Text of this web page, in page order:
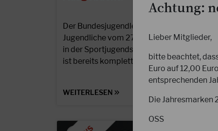
Der Bundesjugendlehrgang für Kinder und
Jugendliche vom 27. Juli bis 1. August 2025
in der Sportjugendstätte Hessen in Wetzlar
ist bereits komplett…
WEITERLESEN
Achtung:
Lieber Mitglieder,
bitte beachtet,
Euro auf 12,00
entsprechenden
Die Jahresmarken
OSS